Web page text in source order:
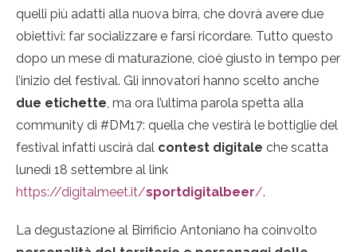
quelli più adatti alla nuova birra, che dovrà avere due
obiettivi: far socializzare e farsi ricordare. Tutto questo
dopo un mese di maturazione, cioè giusto in tempo per
l’inizio del festival. Gli innovatori hanno scelto anche
due etichette, ma ora l’ultima parola spetta alla
community di #DM17: quella che vestirà le bottiglie del
festival infatti uscirà dal contest digitale che scatta
lunedì 18 settembre al link
https://digitalmeet.it/sportdigitalbeer/.
La degustazione al Birrificio Antoniano ha coinvolto